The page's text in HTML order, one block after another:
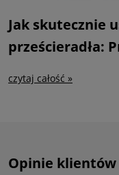
Jak skutecznie
prześcieradła:
czytaj całość »
Opinie klientów